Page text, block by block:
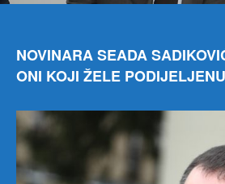
NOVINARA SEADA
ONI KOJI ŽELE